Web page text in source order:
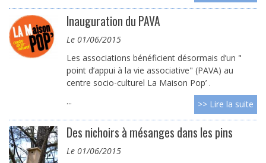
Inauguration du PAVA
le 01/06/2015
Les associations bénéficient désormais d’un "
point d’appui à la vie associative" (PAVA) au
centre socio-culturel La Maison Pop’ .
...
>> Lire la suite
Des nichoirs à mésanges dans les pins
le 01/06/2015